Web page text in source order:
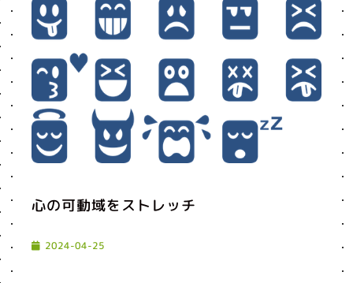
心の可動域をストレッチ
2024-04-25